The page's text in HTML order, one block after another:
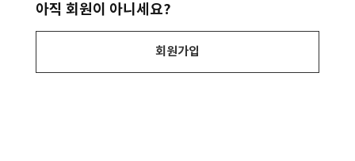
아직 회원이 아니세요?
회원가입